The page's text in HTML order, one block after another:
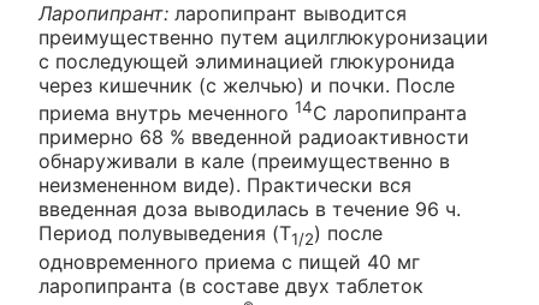
Ларопипрант: ларопипрант выводится
преимущественно путем ацилглюкуронизации
с последующей элиминацией глюкуронида
через кишечник (с желчью) и почки. После
приема внутрь меченного 14С ларопипранта
примерно 68 % введенной радиоактивности
обнаруживали в кале (преимущественно в
неизмененном виде). Практически вся
введенная доза выводилась в течение 96 ч.
Период полувыведения (T1/2) после
одновременного приема с пищей 40 мг
ларопипранта (в составе двух таблеток